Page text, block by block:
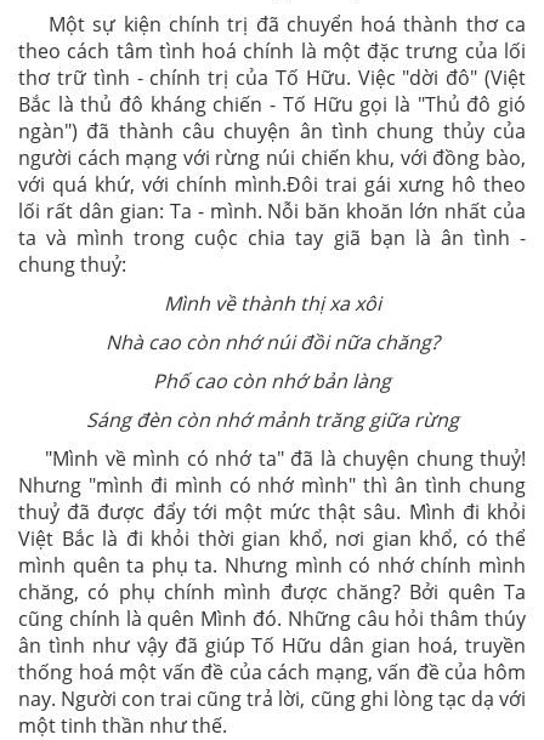
Một sự kiện chính trị đã chuyển hoá thành thơ ca
theo cách tâm tình hoá chính là một đặc trưng của lối
thơ trữ tình - chính trị của Tố Hữu. Việc "dời đô" (Việt
Bắc là thủ đô kháng chiến - Tố Hữu gọi là "Thủ đô gió
ngàn") đã thành câu chuyện ân tình chung thủy của
người cách mạng với rừng núi chiến khu, với đồng bào,
với quá khứ, với chính mình.Đôi trai gái xưng hô theo
lối rất dân gian: Ta - mình. Nỗi băn khoăn lớn nhất của
ta và mình trong cuộc chia tay giã bạn là ân tình -
chung thuỷ:
Mình về thành thị xa xôi
Nhà cao còn nhớ núi đồi nữa chăng?
Phố cao còn nhớ bản làng
Sáng đèn còn nhớ mảnh trăng giữa rừng
"Mình về mình có nhớ ta" đã là chuyện chung thuỷ!
Nhưng "mình đi mình có nhớ mình" thì ân tình chung
thuỷ đã được đẩy tới một mức thật sâu. Mình đi khỏi
Việt Bắc là đi khỏi thời gian khổ, nơi gian khổ, có thể
mình quên ta phụ ta. Nhưng mình có nhớ chính mình
chăng, có phụ chính mình được chăng? Bởi quên Ta
cũng chính là quên Mình đó. Những câu hỏi thâm thúy
ân tình như vậy đã giúp Tố Hữu dân gian hoá, truyền
thống hoá một vấn đề của cách mạng, vấn đề của hôm
nay. Người con trai cũng trả lời, cũng ghi lòng tạc dạ với
một tinh thần như thế.